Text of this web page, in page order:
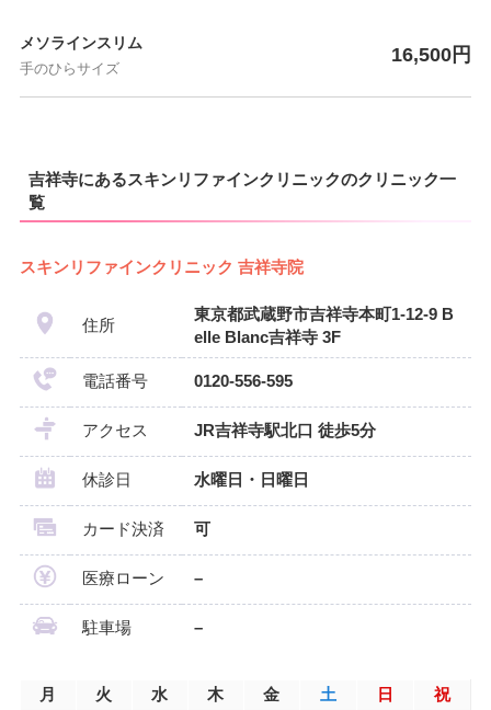
メソラインスリム
手のひらサイズ
16,500円
吉祥寺にあるスキンリファインクリニックのクリニック一
覧
スキンリファインクリニック 吉祥寺院
住所
東京都武蔵野市吉祥寺本町1-12-9 B
elle Blanc吉祥寺 3F
電話番号 0120-556-595
アクセス JR吉祥寺駅北口 徒歩5分
休診日 水曜日・日曜日
カード決済 可
医療ローン –
駐車場 –
月 火 水 木 金 土 日 祝